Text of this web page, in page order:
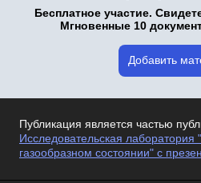
Бесплатное участие.
Мгновенные 10
Добавить
Публикация является частью
Исследовательская лаборатория
газообразном состоянии" с